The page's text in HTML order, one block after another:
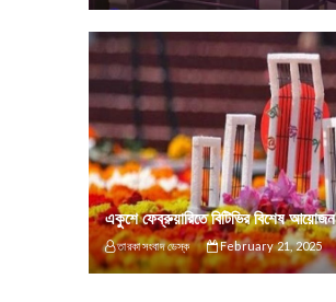
একুশে ফেব্রুয়ারিতে বিটিভির বিশেষ আয়োজন
তারকা সংবাদ ডেস্ক February 21, 2025